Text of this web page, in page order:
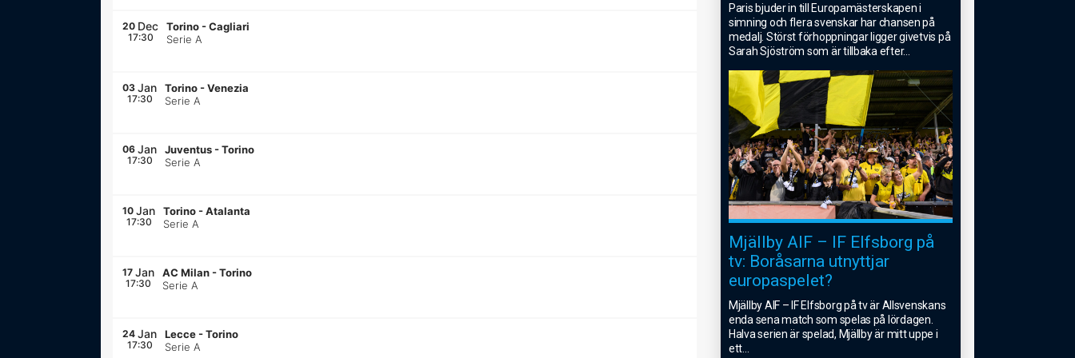
20 Dec
17:30
Torino -Cagliari
Serie A
03 Jan
17:30
Torino -Venezia
Serie A
06 Jan
17:30
Juventus -Torino
Serie A
10 Jan
17:30
Torino -Atalanta
Serie A
17 Jan
17:30
AC Milan -Torino
Serie A
24 Jan
17:30
Lecce -Torino
Serie A
Paris bjuder in till Europamästerskapen i
simning och flera svenskar har chansen på
medalj. Störst förhoppningar ligger givetvis på
Sarah Sjöström som är tillbaka efter...
Mjällby AIF – IF Elfsborg på
tv: Boråsarna utnyttjar
europaspelet?
Mjällby AIF – IF Elfsborg på tv är Allsvenskans
enda sena match som spelas på lördagen.
Halva serien är spelad, Mjällby är mitt uppe i
ett...